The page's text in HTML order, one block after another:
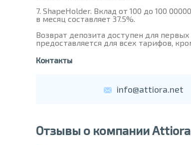
ShapeHolder. Вклад от 100 до 100
в месяц составляет 37.5%.
Возврат депозита доступен для
предоставляется для всех тарифов,
Контакты
info@attiora.net
Отзывы о компании Attiora